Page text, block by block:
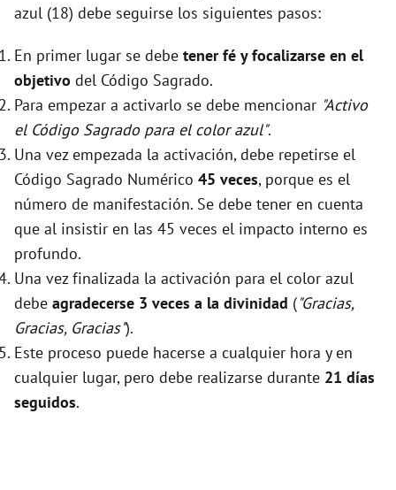
azul (18) debe seguirse los siguientes pasos:
En primer lugar se debe tener fé y focalizarse en el
objetivo del Código Sagrado.
Para empezar a activarlo se debe mencionar "Activo
el Código Sagrado para el color azul".
Una vez empezada la activación, debe repetirse el
Código Sagrado Numérico 45 veces, porque es el
número de manifestación. Se debe tener en cuenta
que al insistir en las 45 veces el impacto interno es
profundo.
Una vez finalizada la activación para el color azul
debe agradecerse 3 veces a la divinidad ("Gracias,
Gracias, Gracias").
Este proceso puede hacerse a cualquier hora y en
cualquier lugar, pero debe realizarse durante 21 días
seguidos.